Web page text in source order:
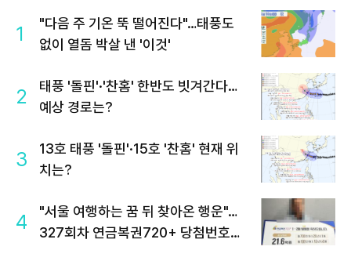
1
"다음 주 기온 뚝 떨어진다"…태풍도
없이 열돔 박살 낸 '이것'
2
태풍 '돌핀'·'찬홈' 한반도 빗겨간다…
예상 경로는?
3
13호 태풍 '돌핀'·15호 '찬홈' 현재 위
치는?
4
"서울 여행하는 꿈 뒤 찾아온 행운"…
327회차 연금복권720+ 당첨번호조